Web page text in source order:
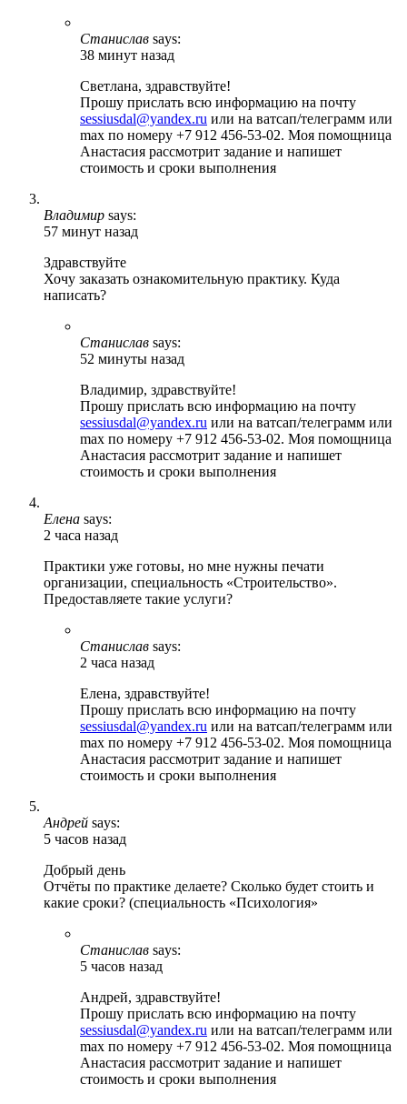
Станислав says:
38 минут назад
Светлана, здравствуйте!
Прошу прислать всю информацию на почту
sessiusdal@yandex.ru или на ватсап/телеграмм или
max по номеру +7 912 456-53-02. Моя помощница
Анастасия рассмотрит задание и напишет
стоимость и сроки выполнения
Владимир says:
57 минут назад
Здравствуйте
Хочу заказать ознакомительную практику. Куда
написать?
Станислав says:
52 минуты назад
Владимир, здравствуйте!
Прошу прислать всю информацию на почту
sessiusdal@yandex.ru или на ватсап/телеграмм или
max по номеру +7 912 456-53-02. Моя помощница
Анастасия рассмотрит задание и напишет
стоимость и сроки выполнения
Елена says:
2 часа назад
Практики уже готовы, но мне нужны печати
организации, специальность «Строительство».
Предоставляете такие услуги?
Станислав says:
2 часа назад
Елена, здравствуйте!
Прошу прислать всю информацию на почту
sessiusdal@yandex.ru или на ватсап/телеграмм или
max по номеру +7 912 456-53-02. Моя помощница
Анастасия рассмотрит задание и напишет
стоимость и сроки выполнения
Андрей says:
5 часов назад
Добрый день
Отчёты по практике делаете? Сколько будет стоить и
какие сроки? (специальность «Психология»
Станислав says:
5 часов назад
Андрей, здравствуйте!
Прошу прислать всю информацию на почту
sessiusdal@yandex.ru или на ватсап/телеграмм или
max по номеру +7 912 456-53-02. Моя помощница
Анастасия рассмотрит задание и напишет
стоимость и сроки выполнения